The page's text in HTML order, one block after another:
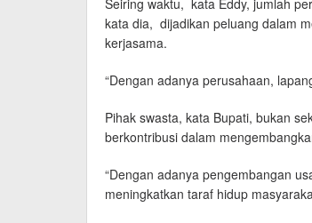
kata dia, dijadikan peluang dalam
kerjasama.
“Dengan adanya perusahaan,
Pihak swasta, kata Bupati, bukan
berkontribusi dalam
“Dengan adanya pengembangan
meningkatkan taraf hidup